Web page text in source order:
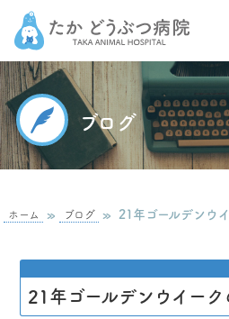
ブログ
ホーム » ブログ » 21年ゴールデンウ
21年ゴールデンウイー